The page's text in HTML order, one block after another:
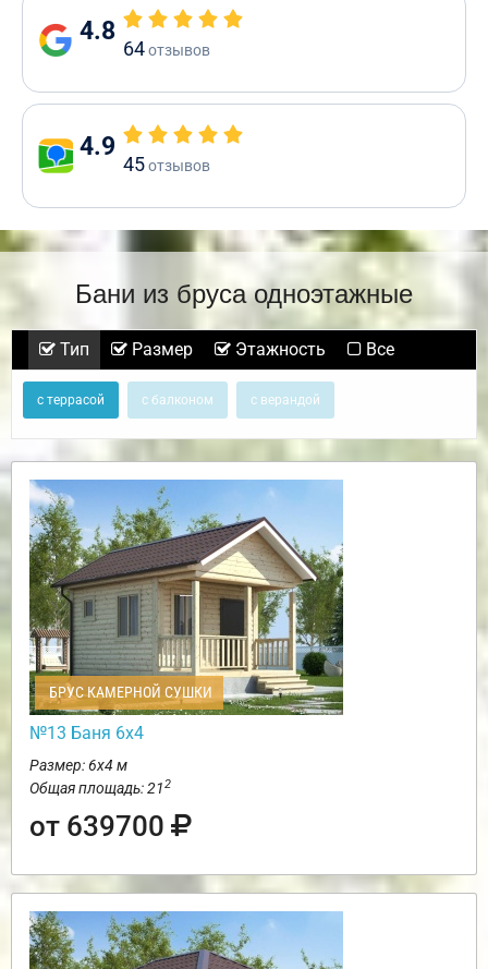
4.8
64отзывов
4.9
45отзывов
Бани из бруса одноэтажные
Тип Размер Этажность Все
с террасой с балконом с верандой
БРУС КАМЕРНОЙ СУШКИ
№13 Баня 6х4
Размер: 6х4 м
Общая площадь: 212
от 639700